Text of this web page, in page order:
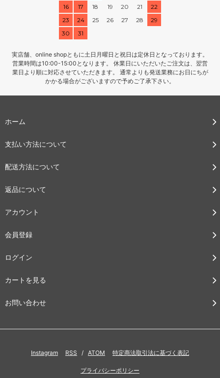
16
17 18 19 20 21
22
23
24 25 26 27 28
29
30
31
実店舗、online shopともに土日月曜日と祝日は定休日となっております。
営業時間は10:00-15:00となります。 休業日にいただいたご注文は、翌営
業日より順に対応させていただきます。 通常よりも発送業務にお日にちが
かかる場合がございますので予めご了承下さい。
ホーム
支払い方法について
配送方法について
返品について
アカウント
会員登録
ログイン
カートを見る
お問い合わせ
Instagram RSS / ATOM 特定商法取引法に基づく表記
プライバシーポリシー